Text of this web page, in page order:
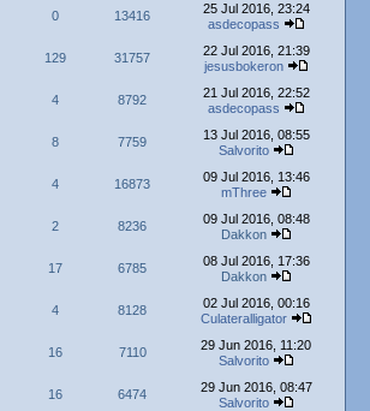
0 13416
25 Jul 2016, 23:24
asdecopass
129 31757
22 Jul 2016, 21:39
jesusbokeron
4 8792
21 Jul 2016, 22:52
asdecopass
8 7759
13 Jul 2016, 08:55
Salvorito
4 16873
09 Jul 2016, 13:46
mThree
2 8236
09 Jul 2016, 08:48
Dakkon
17 6785
08 Jul 2016, 17:36
Dakkon
4 8128
02 Jul 2016, 00:16
Culateralligator
16 7110
29 Jun 2016, 11:20
Salvorito
16 6474
29 Jun 2016, 08:47
Salvorito